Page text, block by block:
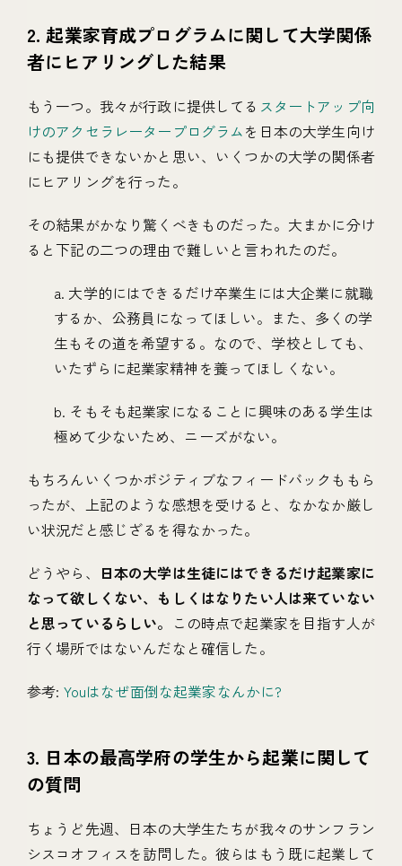
2. 起業家育成プログラムに関して大学関係
者にヒアリングした結果
もう一つ。我々が行政に提供してる スタートアップ向
けのアクセラレータープログラムを日本の大学生向け
にも提供できないかと思い、いくつかの大学の関係者
にヒアリングを行った。
その結果がかなり驚くべきものだった。大まかに分け
ると下記の二つの理由で難しいと言われたのだ。
a. 大学的にはできるだけ卒業生には大企業に就職
するか、公務員になってほしい。また、多くの学
生もその道を希望する。なので、学校としても、
いたずらに起業家精神を養ってほしくない。
b. そもそも起業家になることに興味のある学生は
極めて少ないため、ニーズがない。
もちろんいくつかポジティブなフィードバックももら
ったが、上記のような感想を受けると、なかなか厳し
い状況だと感じざるを得なかった。
どうやら、 日本の大学は生徒にはできるだけ起業家に
なって欲しくない、もしくはなりたい人は来ていない
と思っているらしい。 この時点で起業家を目指す人が
行く場所ではないんだなと確信した。
参考: Youはなぜ面倒な起業家なんかに?
3. 日本の最高学府の学生から起業に関して
の質問
ちょうど先週、日本の大学生たちが我々のサンフラン
シスコオフィスを訪問した。彼らはもう既に起業して